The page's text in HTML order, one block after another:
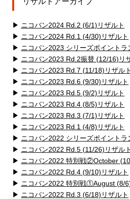
▶ ニコバン2024 Rd.2 (6/1)リザルト
▶ ニコバン2024 Rd.1 (4/30)リザルト
▶ ニコバン2023 シリーズポイントラ
▶ ニコバン2023 Rd.2振替 (12/16)リ
▶ ニコバン2023 Rd.7 (11/18)リザルト
▶ ニコバン2023 Rd.6 (9/30)リザルト
▶ ニコバン2023 Rd.5 (9/2)リザルト
▶ ニコバン2023 Rd.4 (8/5)リザルト
▶ ニコバン2023 Rd.3 (7/1)リザルト
▶ ニコバン2023 Rd.1 (4/8)リザルト
▶ ニコバン2022 シリーズポイントラ
▶ ニコバン2022 Rd.5 (11/26)リザルト
▶ ニコバン2022 特別戦②October
▶ ニコバン2022 Rd.4 (9/10)リザルト
▶ ニコバン2022 特別戦①August (8/
▶ ニコバン2022 Rd.3 (6/18)リザルト